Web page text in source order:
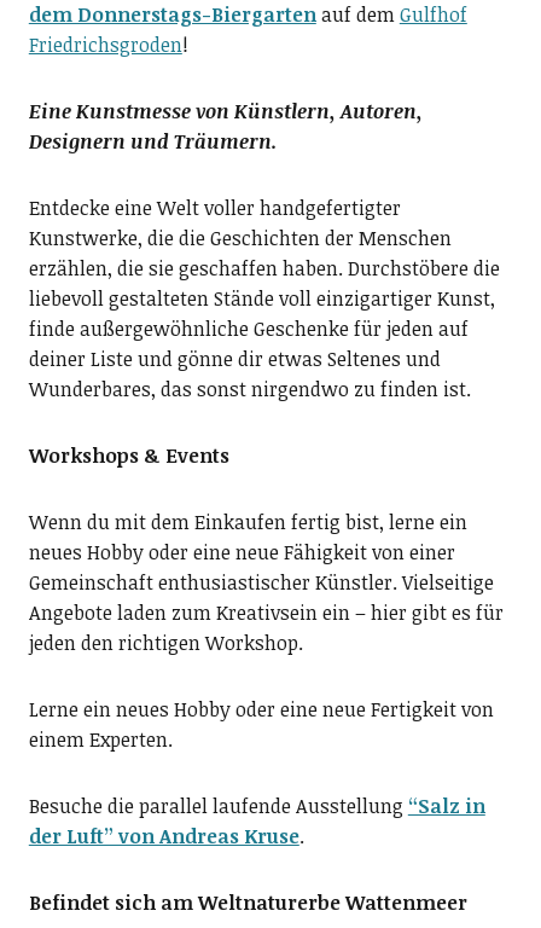
dem Donnerstags-Biergartenauf demGulfhof
Friedrichsgroden!
Eine Kunstmesse von Künstlern, Autoren,
Designern und Träumern.
Entdecke eine Welt voller handgefertigter
Kunstwerke, die die Geschichten der Menschen
erzählen, die sie geschaffen haben. Durchstöbere die
liebevoll gestalteten Stände voll einzigartiger Kunst,
finde außergewöhnliche Geschenke für jeden auf
deiner Liste und gönne dir etwas Seltenes und
Wunderbares, das sonst nirgendwo zu finden ist.
Workshops & Events
Wenn du mit dem Einkaufen fertig bist, lerne ein
neues Hobby oder eine neue Fähigkeit von einer
Gemeinschaft enthusiastischer Künstler. Vielseitige
Angebote laden zum Kreativsein ein – hier gibt es für
jeden den richtigen Workshop.
Lerne ein neues Hobby oder eine neue Fertigkeit von
einem Experten.
Besuche die parallel laufende Ausstellung “Salz in
der Luft” von Andreas Kruse.
Befindet sich am Weltnaturerbe Wattenmeer